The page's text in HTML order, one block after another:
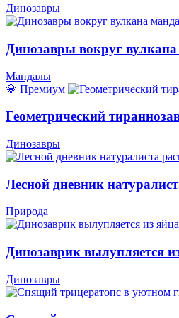
Динозавры
Динозавры вокруг
Мандалы
💎 Премиум
Геометрический
Динозавры
Лесной дневник
Природа
Динозаврик вылупляется
Динозавры